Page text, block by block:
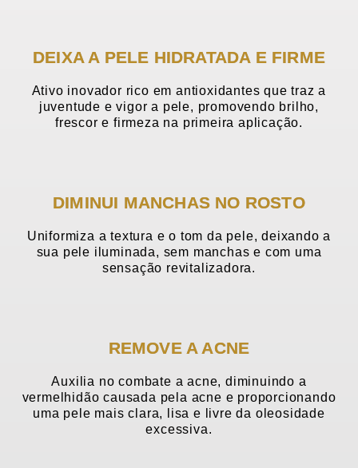
DEIXA A PELE HIDRATADA E FIRME
Ativo inovador rico em antioxidantes que traz a
juventude e vigor a pele, promovendo brilho,
frescor e firmeza na primeira aplicação.
DIMINUI MANCHAS NO ROSTO
Uniformiza a textura e o tom da pele, deixando a
sua pele iluminada, sem manchas e com uma
sensação revitalizadora.
REMOVE A ACNE
Auxilia no combate a acne, diminuindo a
vermelhidão causada pela acne e proporcionando
uma pele mais clara, lisa e livre da oleosidade
excessiva.